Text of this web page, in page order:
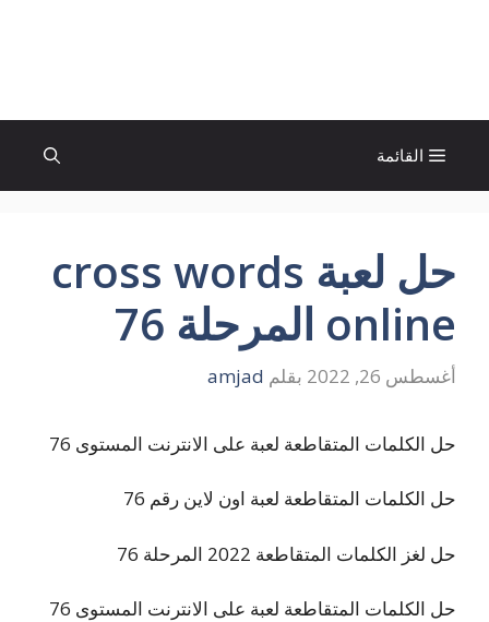
القائمة
حل لعبة cross words
online المرحلة 76
أغسطس 26, 2022 بقلم amjad
حل الكلمات المتقاطعة لعبة على الانترنت المستوى 76
حل الكلمات المتقاطعة لعبة اون لاين رقم 76
حل لغز الكلمات المتقاطعة 2022 المرحلة 76
حل الكلمات المتقاطعة لعبة على الانترنت المستوى 76